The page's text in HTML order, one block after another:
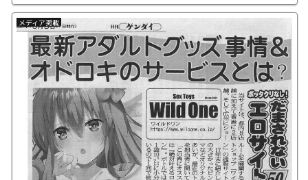
メディア掲載